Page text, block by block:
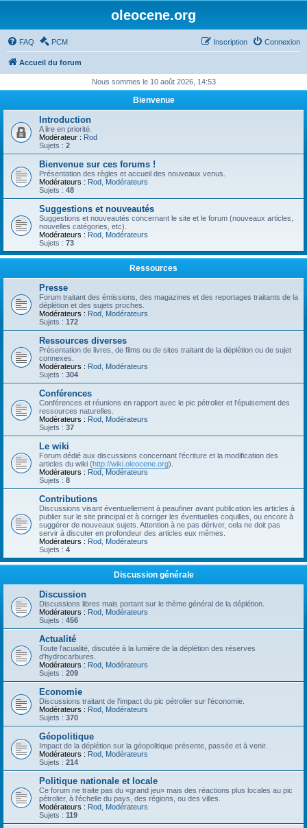
oleocene.org
FAQ PCM Connexion
Inscription
Accueil du forum
Nous sommes le 10 août 2026, 14:53
Bienvenue
Introduction
A lire en priorité.
Modérateur : Rod
Sujets : 2
Bienvenue sur ces forums !
Présentation des règles et accueil des nouveaux venus.
Modérateurs : Rod Modérateurs
Sujets : 48
Suggestions et nouveautés
Suggestions et nouveautés concernant le site et le forum (nouveaux articles,
nouvelles catégories, etc).
Modérateurs : Rod Modérateurs
Sujets : 73
Ressources
Presse
Forum traitant des émissions, des magazines et des reportages traitants de la
déplétion et des sujets proches.
Modérateurs : Rod Modérateurs
Sujets : 172
Ressources diverses
Présentation de livres, de films ou de sites traitant de la déplétion ou de sujet
connexes.
Modérateurs : Rod Modérateurs
Sujets : 304
Conférences
Conférences et réunions en rapport avec le pic pétrolier et l'épuisement des
ressources naturelles.
Modérateurs : Rod Modérateurs
Sujets : 37
Le wiki
Forum dédié aux discussions concernant l'écriture et la modification des
articles du wiki (http://wiki.oleocene.org).
Modérateurs : Rod Modérateurs
Sujets : 8
Contributions
Discussions visant éventuellement à peaufiner avant publication les articles à
publier sur le site principal et à corriger les éventuelles coquilles, ou encore à
suggérer de nouveaux sujets. Attention à ne pas dériver, cela ne doit pas
servir à discuter en profondeur des articles eux mêmes.
Modérateurs : Rod Modérateurs
Sujets : 4
Discussion générale
Discussion
Discussions libres mais portant sur le thème général de la déplétion.
Modérateurs : Rod Modérateurs
Sujets : 456
Actualité
Toute l'acualité, discutée à la lumière de la déplétion des réserves
d'hydrocarbures.
Modérateurs : Rod Modérateurs
Sujets : 209
Economie
Discussions traitant de l'impact du pic pétrolier sur l'économie.
Modérateurs : Rod Modérateurs
Sujets : 370
Géopolitique
Impact de la déplétion sur la géopolitique présente, passée et à venir.
Modérateurs : Rod Modérateurs
Sujets : 214
Politique nationale et locale
Ce forum ne traite pas du «grand jeu» mais des réactions plus locales au pic
pétrolier, à l'échelle du pays, des régions, ou des villes.
Modérateurs : Rod Modérateurs
Sujets : 119